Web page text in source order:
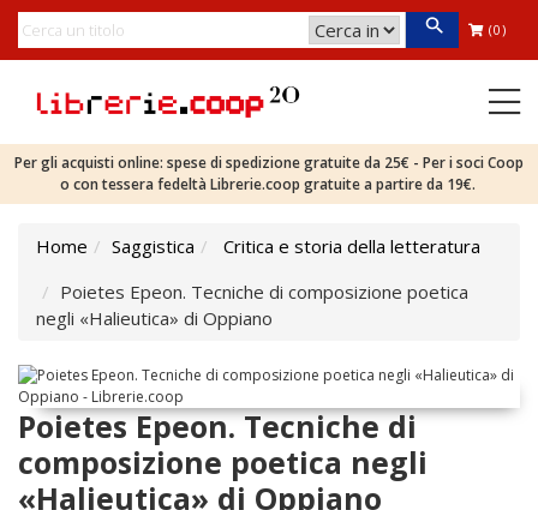
(0)
Per gli acquisti online: spese di spedizione gratuite da 25€ - Per i soci Coop
o con tessera fedeltà Librerie.coop gratuite a partire da 19€.
Home Saggistica
Critica e storia della letteratura
Poietes Epeon. Tecniche di composizione poetica
negli «Halieutica» di Oppiano
Poietes Epeon. Tecniche di
composizione poetica negli
«Halieutica» di Oppiano